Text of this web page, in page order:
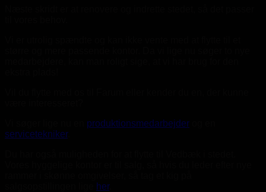
produktionsmedarbejder
servicetekniker.
her.